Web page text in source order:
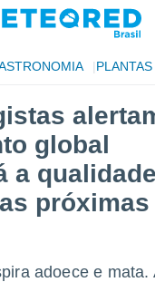
PLANTAS
global
a
próximas
adoece e mata.